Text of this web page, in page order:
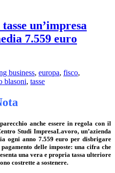
un’impresa
7.559 euro
business, europa, fisco,
blasoni, tasse
anche essere in regola con il
Studi ImpresaLavoro, un’azienda
ogni anno 7.559 euro per disbrigare
delle imposte: una cifra che
una vera e propria tassa ulteriore
costrette a sostenere.